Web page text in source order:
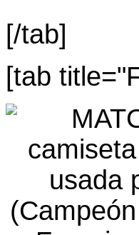
[/tab]
[tab